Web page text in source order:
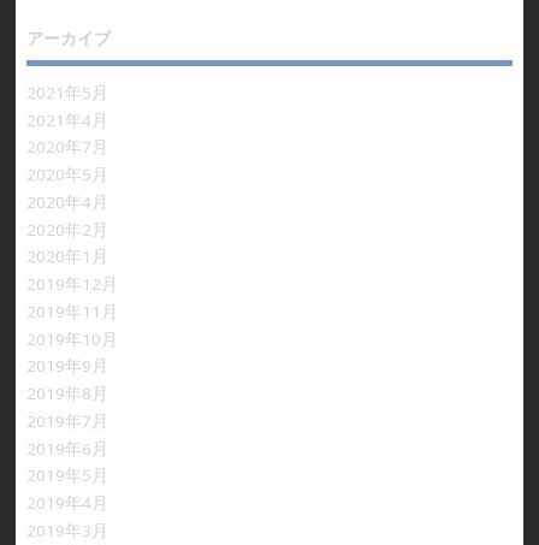
アーカイブ
2021年5月
2021年4月
2020年7月
2020年5月
2020年4月
2020年2月
2020年1月
2019年12月
2019年11月
2019年10月
2019年9月
2019年8月
2019年7月
2019年6月
2019年5月
2019年4月
2019年3月